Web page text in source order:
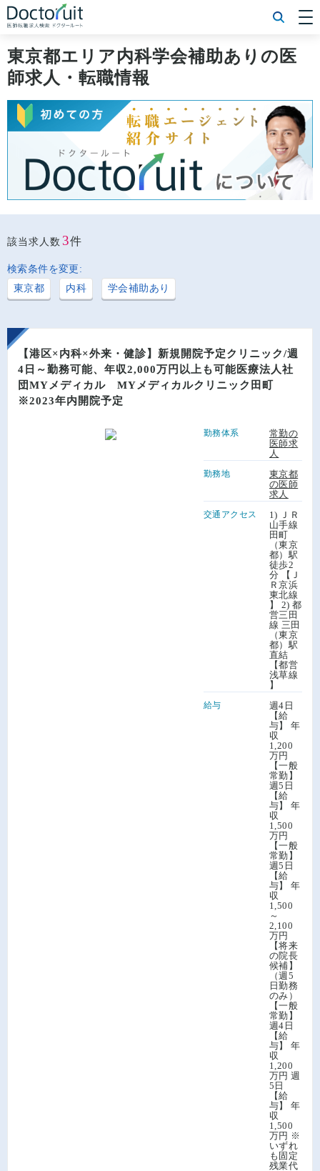
[常勤] 科目から探す
[常勤] 特徴から探す
[非常勤] エリアから探す
[非常勤] 科目から探す
Doctoruit医師転職特集
Doctoruitについて
運営者情報
プライバシーポリシー
東京都エリア内科学会補助ありの医
師求人・転職情報
該当求人数 3件
検索条件を変更:
東京都
内科 学会補助あり
【港区×内科×外来・健診】新規開院予定クリニック/週
4日～勤務可能、年収2,000万円以上も可能医療法人社
団MYメディカル MYメディカルクリニック田町
※2023年内開院予定
勤務体系
常勤の
医師求
人
勤務地
東京都
の医師
求人
交通アクセス
1) ＪＲ
山手線
田町
（東京
都）駅
徒歩2
分 【Ｊ
Ｒ京浜
東北線
】 2) 都
営三田
線 三田
（東京
都）駅
直結
【都営
浅草線
】
給与
週4日
【給
与】 年
収
1,200
万円
【一般
常勤】
週5日
【給
与】 年
収
1,500
万円
【一般
常勤】
週5日
【給
与】 年
収
1,500
～
2,100
万円
【将来
の院長
候補】
（週5
日勤務
のみ）
【一般
常勤】
週4日
【給
与】 年
収
1,200
万円 週
5日
【給
与】 年
収
1,500
万円 ※
いずれ
も固定
残業代